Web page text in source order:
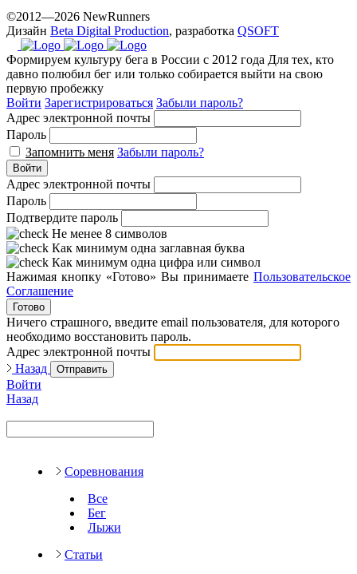
©2012—2026 NewRunners
Дизайн Beta Digital Production, разработка QSOFT
Формируем культуру бега в России с 2012 года Для тех, кто
давно полюбил бег или только собирается выйти на свою
первую пробежку
Войти Зарегистрироваться Забыли пароль?
Адрес электронной почты
Пароль
Запомнить меня Забыли пароль?
Войти
Адрес электронной почты
Пароль
Подтвердите пароль
Не менее 8 символов
Как минимум одна заглавная буква
Как минимум одна цифра или символ
Нажимая кнопку «Готово» Вы принимаете Пользовательское
Соглашение
Готово
Ничего страшного, введите email пользователя, для которого
необходимо восстановить пароль.
Адрес электронной почты
Назад
Отправить
Войти
Назад
Соревнования
Все
Бег
Лыжи
Статьи